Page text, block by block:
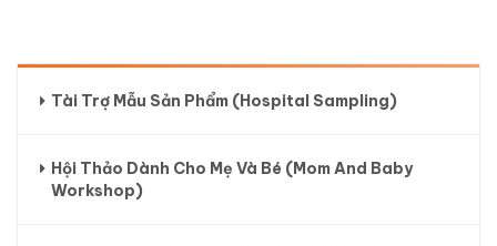
Tài Trợ Mẫu Sản Phẩm (Hospital Sampling)
Hội Thảo Dành Cho Mẹ Và Bé (Mom And Baby
Workshop)